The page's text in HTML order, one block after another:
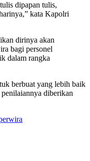
dipapan tulis,
kata Kapolri
dirinya akan
bagi personel
dalam rangka
berbuat yang lebih baik
diberikan